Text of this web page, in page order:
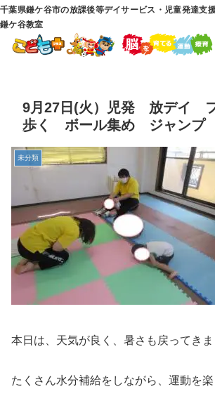
千葉県鎌ケ谷市の放課後等デイサービス・児童発達
鎌ケ谷教室
9月27日(火）児発 放デイ
歩く ボール集め ジャン
未分類
本日は、天気が良く、暑さも戻ってきま
たくさん水分補給をしながら、運動を